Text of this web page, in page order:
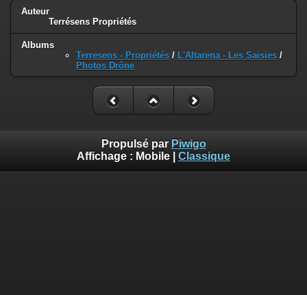
Auteur
Terrésens Propriétés
Albums
Terresens - Propriétés / L'Altarena - Les Saisies /
Photos Drône
Propulsé par Piwigo
Affichage : Mobile Classique